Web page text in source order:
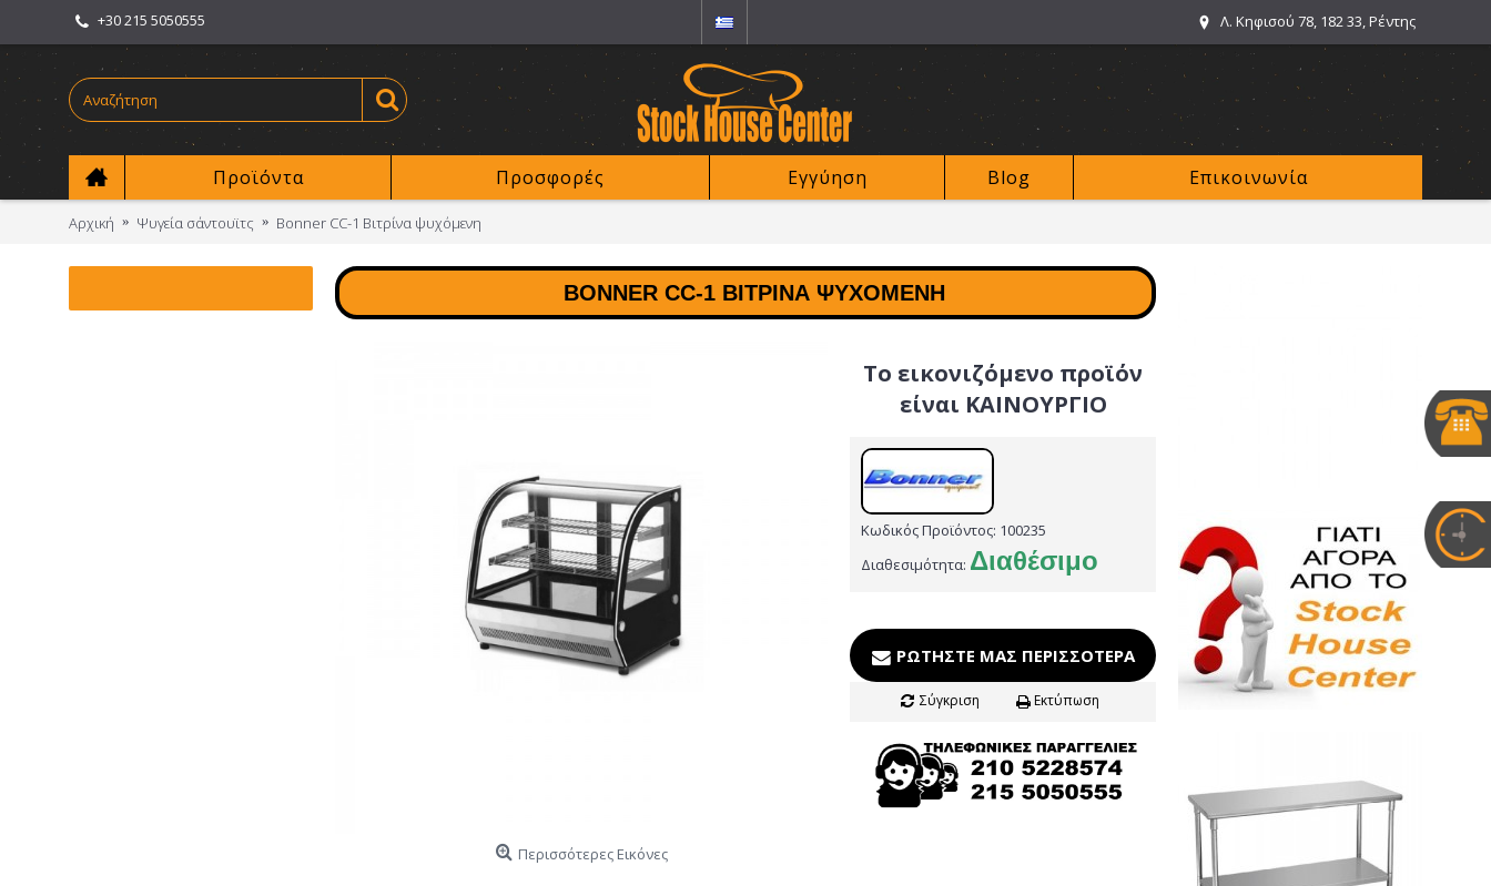
+30 215 5050555 Λ. Κηφισού 78, 182 33, Ρέντης
Προϊόντα Προσφορές Εγγύηση Blog Επικοινωνία
Αρχική Ψυγεία σάντουϊτς Bonner CC-1 Βιτρίνα ψυχόμενη
BONNER CC-1 ΒΙΤΡΊΝΑ ΨΥΧΌΜΕΝΗ
Περισσότερες Εικόνες
Το εικονιζόμενο προϊόν
είναι ΚΑΙΝΟΥΡΓΙΟ
Κωδικός Προϊόντος: 100235
Διαθεσιμότητα: Διαθέσιμο
ΡΩΤΉΣΤΕ ΜΑΣ ΠΕΡΙΣΣΌΤΕΡΑ
Σύγκριση Εκτύπωση